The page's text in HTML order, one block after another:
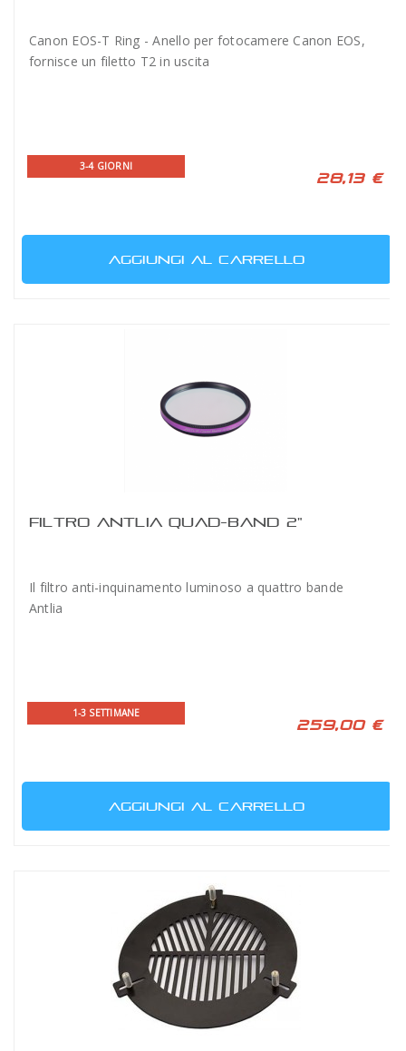
Canon EOS-T Ring - Anello per fotocamere Canon EOS,
fornisce un filetto T2 in uscita
3-4 GIORNI
28,13 €
AGGIUNGI AL CARRELLO
FILTRO ANTLIA QUAD-BAND 2"
Il filtro anti-inquinamento luminoso a quattro bande
Antlia
1-3 SETTIMANE
259,00 €
AGGIUNGI AL CARRELLO